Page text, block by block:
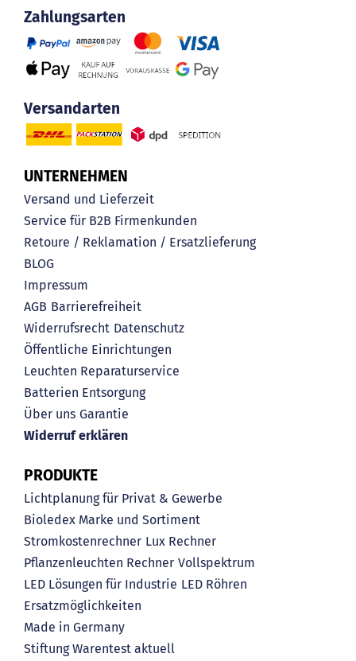
Zahlungsarten
Versandarten
UNTERNEHMEN
Versand und Lieferzeit
Service für B2B Firmenkunden
Retoure / Reklamation / Ersatzlieferung
BLOG
Impressum
AGB Barrierefreiheit
Widerrufsrecht Datenschutz
Öffentliche Einrichtungen
Leuchten Reparaturservice
Batterien Entsorgung
Über uns Garantie
Widerruf erklären
PRODUKTE
Lichtplanung für Privat & Gewerbe
Bioledex Marke und Sortiment
Stromkostenrechner Lux Rechner
Pflanzenleuchten Rechner Vollspektrum
LED Lösungen für Industrie LED Röhren
Ersatzmöglichkeiten
Made in Germany
Stiftung Warentest aktuell